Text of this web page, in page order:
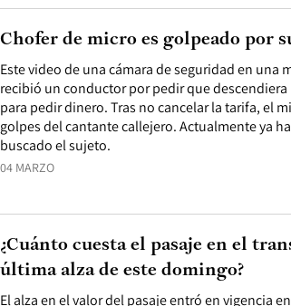
04 MARZO
Este video de una cámara de seguridad en
recibió un conductor por pedir que
para pedir dinero. Tras no cancelar la tarifa, el
golpes del cantante callejero. Actualmente ya
buscado el sujeto.
Chofer de micro es golpeado por
El alza en el valor del pasaje entró en vigencia
¿Cuánto cuesta el pasaje en el
última alza de este domingo?